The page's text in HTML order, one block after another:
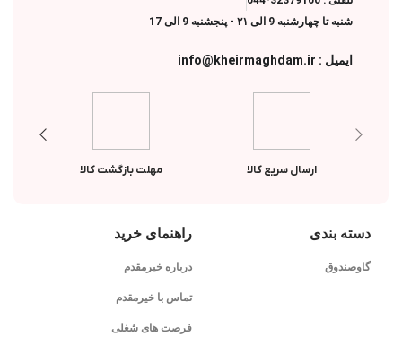
شنبه تا چهارشنبه 9 الی ۲۱ - پنجشنبه 9 الی 17
ایمیل : info@kheirmaghdam.ir
ارسال سریع کالا مهلت بازگشت کالا
دسته بندی
گاوصندوق
راهنمای خرید
درباره خیرمقدم
تماس با خیرمقدم
فرصت های شغلی